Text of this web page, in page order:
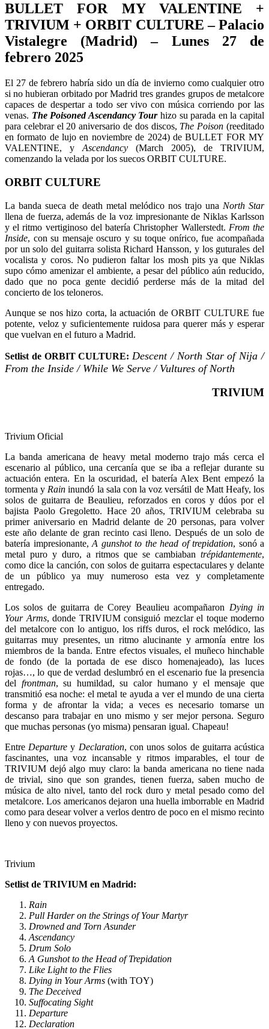
BULLET FOR MY VALENTINE +
TRIVIUM + ORBIT CULTURE – Palacio
Vistalegre (Madrid) – Lunes 27 de
febrero 2025
El 27 de febrero habría sido un día de invierno como cualquier otro
si no hubieran orbitado por Madrid tres grandes grupos de metalcore
capaces de despertar a todo ser vivo con música corriendo por las
venas. The Poisoned Ascendancy Tourhizo su parada en la capital
para celebrar el 20 aniversario de dos discos, The Poison (reeditado
en formato de lujo en noviembre de 2024) de BULLET FOR MY
VALENTINE, y Ascendancy (March 2005), de TRIVIUM,
comenzando la velada por los suecos ORBIT CULTURE.
ORBIT CULTURE
La banda sueca de death metal melódico nos trajo una North Star
llena de fuerza, además de la voz impresionante de Niklas Karlsson
y el ritmo vertiginoso del batería Christopher Wallerstedt. From the
Inside, con su mensaje oscuro y su toque onírico, fue acompañada
por un solo del guitarra solista Richard Hansson, y los guturales del
vocalista y coros. No pudieron faltar los mosh pits ya que Niklas
supo cómo amenizar el ambiente, a pesar del público aún reducido,
dado que no poca gente decidió perderse más de la mitad del
concierto de los teloneros.
Aunque se nos hizo corta, la actuación de ORBIT CULTURE fue
potente, veloz y suficientemente ruidosa para querer más y esperar
que vuelvan en el futuro a Madrid.
Setlist de ORBIT CULTURE: Descent / North Star of Nija /
From the Inside / While We Serve / Vultures of North
TRIVIUM
Trivium Oficial
La banda americana de heavy metal moderno trajo más cerca el
escenario al público, una cercanía que se iba a reflejar durante su
actuación entera. En la oscuridad, el batería Alex Bent empezó la
tormenta y Rain inundó la sala con la voz versátil de Matt Heafy, los
solos de guitarra de Beaulieu, reforzados en coros y dúos por el
bajista Paolo Gregoletto. Hace 20 años, TRIVIUM celebraba su
primer aniversario en Madrid delante de 20 personas, para volver
este año delante de gran recinto casi lleno. Después de un solo de
batería impresionante, A gunshot to the head of trepidation, sonó a
metal puro y duro, a ritmos que se cambiaban trépidantemente,
como dice la canción, con solos de guitarra espectaculares y delante
de un público ya muy numeroso esta vez y completamente
entregado.
Los solos de guitarra de Corey Beaulieu acompañaron Dying in
Your Arms, donde TRIVIUM consiguió mezclar el toque moderno
del metalcore con lo antiguo, los riffs duros, el rock melódico, las
guitarras muy presentes, un ritmo alucinante y armonía entre los
miembros de la banda. Entre efectos visuales, el muñeco hinchable
de fondo (de la portada de ese disco homenajeado), las luces
rojas…, lo que de verdad deslumbró en el escenario fue la presencia
del frontman, su humildad, su calor humano y el mensaje que
transmitió esa noche: el metal te ayuda a ver el mundo de una cierta
forma y de afrontar la vida; a veces es necesario tomarse un
descanso para trabajar en uno mismo y ser mejor persona. Seguro
que muchas personas (yo misma) pensaran igual. Chapeau!
Entre Departure y Declaration, con unos solos de guitarra acústica
fascinantes, una voz incansable y ritmos imparables, el tour de
TRIVIUM dejó algo muy claro: la banda americana no tiene nada
de trivial, sino que son grandes, tienen fuerza, saben mucho de
música de alto nivel, tanto del rock duro y metal pesado como del
metalcore. Los americanos dejaron una huella imborrable en Madrid
como para desear volver a verlos dentro de poco en el mismo recinto
lleno y con nuevos proyectos.
Trivium
Setlist de TRIVIUM en Madrid:
Rain
Pull Harder on the Strings of Your Martyr
Drowned and Torn Asunder
Ascendancy
Drum Solo
A Gunshot to the Head of Trepidation
Like Light to the Flies
Dying in Your Arms (with TOY)
The Deceived
Suffocating Sight
Departure
Declaration